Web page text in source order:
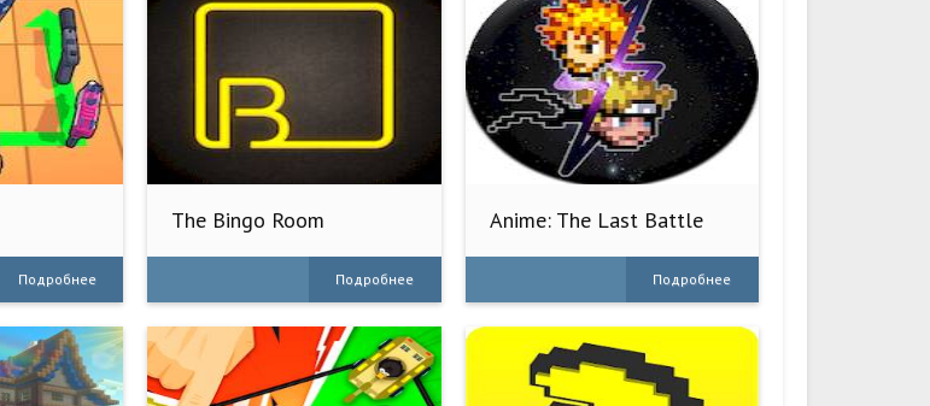
Подробнее
The Bingo Room
Подробнее
Anime: The Last Battle
Подробнее